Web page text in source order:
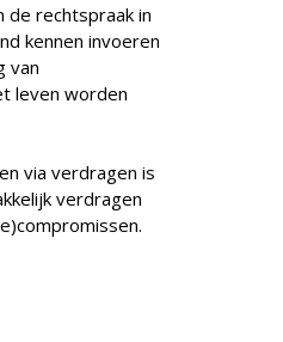
de rechtspraak in
kennen invoeren
van
leven worden
via verdragen is
verdragen